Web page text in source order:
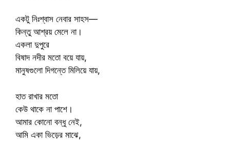
একটু নিঃশ্বাস নেবার সাহস—
কিন্তু আশ্রয় মেলে না।
একলা দুপুরে
বিষাদ নদীর মতো বয়ে যায়,
মানুষগুলো দিগন্তে মিলিয়ে যায়,
হাত রাখার মতো
কেউ থাকে না পাশে।
আমার কোনো বন্ধু নেই,
আমি একা ভিড়ের মাঝে,